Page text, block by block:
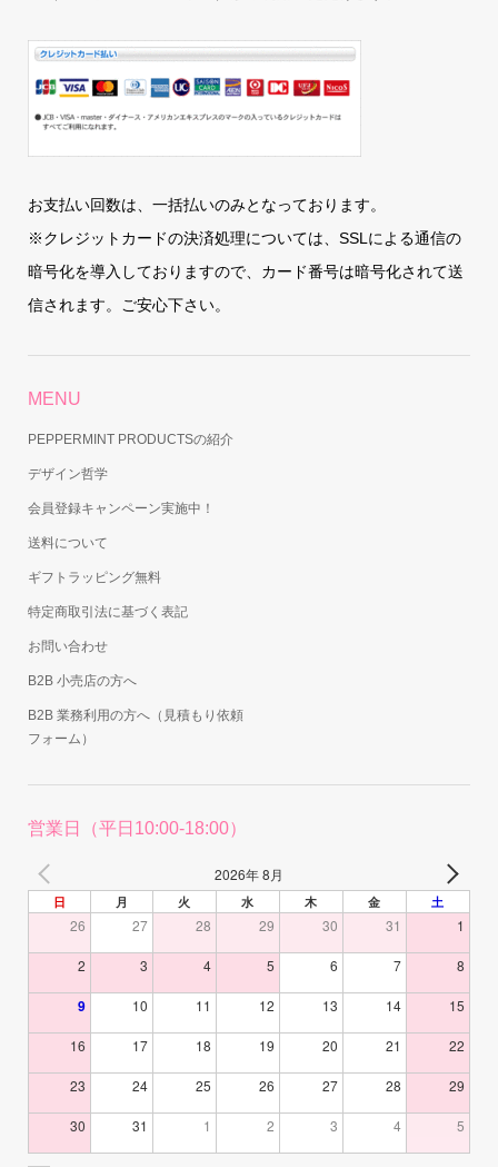
お支払い回数は、一括払いのみとなっております。
※クレジットカードの決済処理については、SSLによる通信の
暗号化を導入しておりますので、カード番号は暗号化されて送
信されます。ご安心下さい。
MENU
PEPPERMINT PRODUCTSの紹介
デザイン哲学
会員登録キャンペーン実施中！
送料について
ギフトラッピング無料
特定商取引法に基づく表記
お問い合わせ
B2B 小売店の方へ
B2B 業務利用の方へ（見積もり依頼
フォーム）
営業日（平日10:00-18:00）
2026年 8月
日 月 火 水 木 金 土
26 27 28 29 30 31 1
2 3 4 5 6 7 8
9 10 11 12 13 14 15
16 17 18 19 20 21 22
23 24 25 26 27 28 29
30 31 1 2 3 4 5